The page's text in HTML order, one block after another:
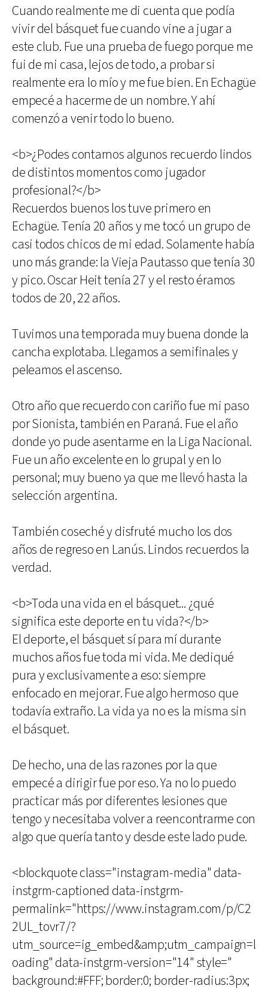
Cuando realmente me di cuenta que podía
vivir del básquet fue cuando vine a jugar a
este club. Fue una prueba de fuego porque me
fui de mi casa, lejos de todo, a probar si
realmente era lo mío y me fue bien. En Echagüe
empecé a hacerme de un nombre. Y ahí
comenzó a venir todo lo bueno.
<b>¿Podes contarnos algunos recuerdo lindos
de distintos momentos como jugador
profesional?</b>
Recuerdos buenos los tuve primero en
Echagüe. Tenía 20 años y me tocó un grupo de
casi todos chicos de mi edad. Solamente había
uno más grande: la Vieja Pautasso que tenía 30
y pico. Oscar Heit tenía 27 y el resto éramos
todos de 20, 22 años.
Tuvimos una temporada muy buena donde la
cancha explotaba. Llegamos a semifinales y
peleamos el ascenso.
Otro año que recuerdo con cariño fue mi paso
por Sionista, también en Paraná. Fue el año
donde yo pude asentarme en la Liga Nacional.
Fue un año excelente en lo grupal y en lo
personal; muy bueno ya que me llevó hasta la
selección argentina.
También coseché y disfruté mucho los dos
años de regreso en Lanús. Lindos recuerdos la
verdad.
<b>Toda una vida en el básquet... ¿qué
significa este deporte en tu vida?</b>
El deporte, el básquet sí para mí durante
muchos años fue toda mi vida. Me dediqué
pura y exclusivamente a eso: siempre
enfocado en mejorar. Fue algo hermoso que
todavía extraño. La vida ya no es la misma sin
el básquet.
De hecho, una de las razones por la que
empecé a dirigir fue por eso. Ya no lo puedo
practicar más por diferentes lesiones que
tengo y necesitaba volver a reencontrarme con
algo que quería tanto y desde este lado pude.
<blockquote class="instagram-media" data-
instgrm-captioned data-instgrm-
permalink="https://www.instagram.com/p/C2
2UL_tovr7/?
utm_source=ig_embed&amp;utm_campaign=l
oading" data-instgrm-version="14" style="
background:#FFF; border:0; border-radius:3px;